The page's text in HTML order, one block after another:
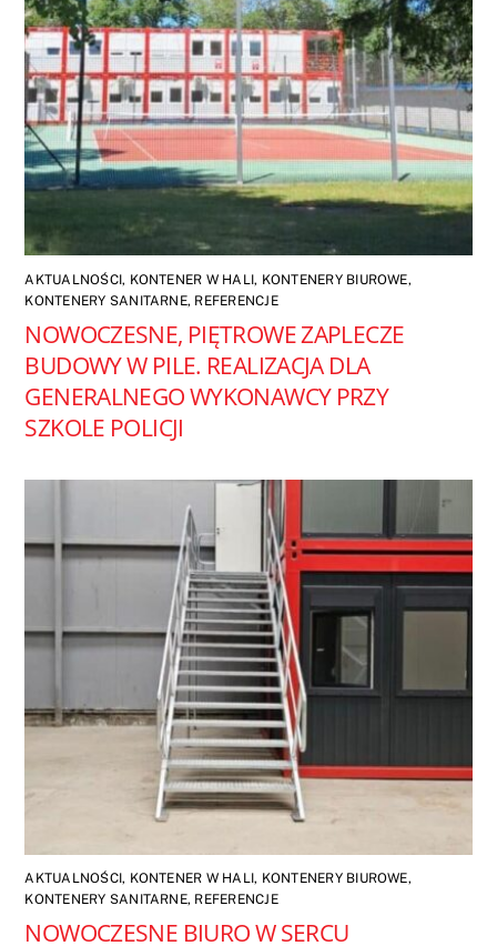
AKTUALNOŚCI, KONTENER W HALI, KONTENERY BIUROWE,
KONTENERY SANITARNE, REFERENCJE
NOWOCZESNE, PIĘTROWE ZAPLECZE
BUDOWY W PILE. REALIZACJA DLA
GENERALNEGO WYKONAWCY PRZY
SZKOLE POLICJI
AKTUALNOŚCI, KONTENER W HALI, KONTENERY BIUROWE,
KONTENERY SANITARNE, REFERENCJE
NOWOCZESNE BIURO W SERCU